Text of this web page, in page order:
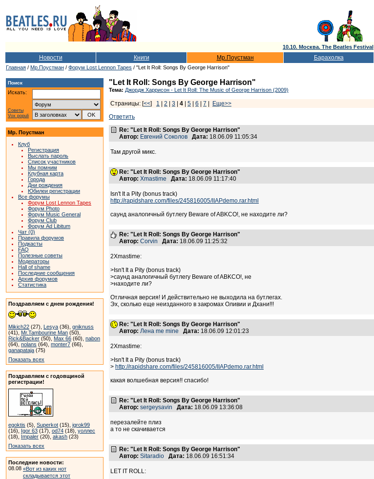
10.10. Москва. The Beatles Festival
Новости Книги Мр.Поустман Барахолка
Главная / Мр.Поустман / Форум Lost Lennon Tapes / "Let It Roll: Songs By George Harrison"
Поиск
Искать:
Советы
Vox populi
Мр. Поустман
Клуб
Регистрация
Выслать пароль
Список участников
Мы помним
Клубная карта
Города
Дни рождения
Юбилеи регистрации
Все форумы
Форум Lost Lennon Tapes
Форум Photo
Форум Music General
Форум Club
Форум Ad Libitum
Чат (0)
Правила форумов
Подкасты
FAQ
Полезные советы
Модераторы
Hall of shame
Последние сообщения
Архив форумов
Статистика
Поздравляем с днем рождения!
Mikich22 (27), Lesya (36), gniknuss
(41), Mr.Tambourine Man (50),
Rick&Backer (50), Max 66 (60), nabon
(64), nolans (64), monter7 (66),
ganapataja (75)
Показать всех
Поздравляем с годовщиной
регистрации!
egoktis (5), Superkot (15), igrok99
(16), Igor 63 (17), od74 (18), уоллес
(18), Impaler (20), akash (23)
Показать всех
Последние новости:
08.08 «Вот из каких нот
складывается этот
"Let It Roll: Songs By George Harrison"
Тема: Джордж Харрисон - Let It Roll: The Music of George Harrison (2009)
Страницы: [<<] 1 2 3 4 5 6 7
Еще>>
Ответить
Re: "Let It Roll: Songs By George Harrison"
Автор: Евгений Соколов Дата: 18.06.09 11:05:34
Там другой микс.
Re: "Let It Roll: Songs By George Harrison"
Автор: Xmastime Дата: 18.06.09 11:17:40
Isn't It a Pity (bonus track)
http://rapidshare.com/files/245816005/IIAPdemo.rar.html
саунд аналогичный бутлегу Beware of ABKCO!, не находите ли?
Re: "Let It Roll: Songs By George Harrison"
Автор: Corvin Дата: 18.06.09 11:25:32
2Xmastime:
>Isn't It a Pity (bonus track)
>саунд аналогичный бутлегу Beware of ABKCO!, не
>находите ли?
Отличная версия! И действительно не выходила на бутлегах.
Эх, сколько еще неизданного в закромах Оливии и Дхани!!!
Re: "Let It Roll: Songs By George Harrison"
Автор: Лена me mine Дата: 18.06.09 12:01:23
2Xmastime:
>Isn't It a Pity (bonus track)
> http://rapidshare.com/files/245816005/IIAPdemo.rar.html
какая волшебная версия!! спасибо!
Re: "Let It Roll: Songs By George Harrison"
Автор: sergeysavin Дата: 18.06.09 13:36:08
перезалейте плиз
а то не скачивается
Re: "Let It Roll: Songs By George Harrison"
Автор: Sitaradio Дата: 18.06.09 16:51:34
LET IT ROLL: